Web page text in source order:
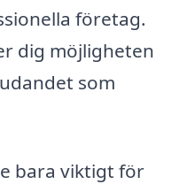
företag.
dig möjligheten
som
bara viktigt för